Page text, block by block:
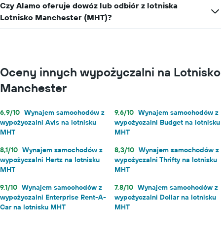
Czy Alamo oferuje dowóz lub odbiór z lotniska
Lotnisko Manchester (MHT)?
Oceny innych wypożyczalni na Lotnisko
Manchester
6,9/10 Wynajem samochodów z
wypożyczalni Avis na lotnisku
MHT
9,6/10 Wynajem samochodów z
wypożyczalni Budget na lotnisku
MHT
8,1/10 Wynajem samochodów z
wypożyczalni Hertz na lotnisku
MHT
8,3/10 Wynajem samochodów z
wypożyczalni Thrifty na lotnisku
MHT
9,1/10 Wynajem samochodów z
wypożyczalni Enterprise Rent-A-
Car na lotnisku MHT
7,8/10 Wynajem samochodów z
wypożyczalni Dollar na lotnisku
MHT